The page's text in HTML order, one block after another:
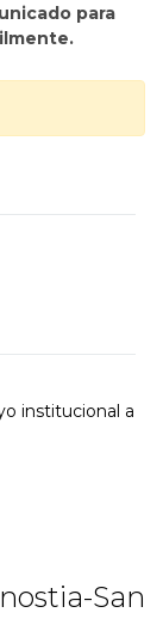
para
institucional a
San